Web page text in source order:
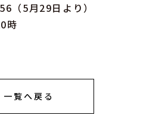
（5月29日より）
時
一覧へ戻る